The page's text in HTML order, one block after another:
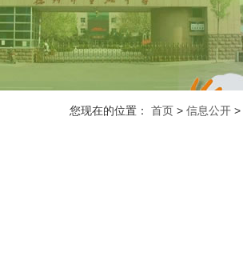
您现在的位置： 首页 > 信息公开 >